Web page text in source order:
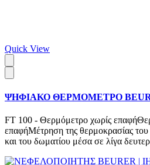
Quick View
ΨΗΦΙΑΚΟ ΘΕΡΜΟΜΕΤΡΟ
FT 100 - Θερμόμετρο χωρίς
επαφήΜέτρηση της θερμοκρασίας του
και του δωματίου μέσα σε λίγα